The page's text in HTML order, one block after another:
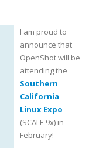
I am proud to
announce that
OpenShotwill be
attending the
Southern
California
Linux Expo
(SCALE 9x) in
February!